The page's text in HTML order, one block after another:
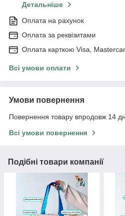
Детальніше
Оплата на рахунок
Оплата за реквізитами
Оплата карткою Visa,
Всі умови оплати
Умови повернення
Повернення товару впродовж 14
Всі умови повернення
Подібні товари компанії